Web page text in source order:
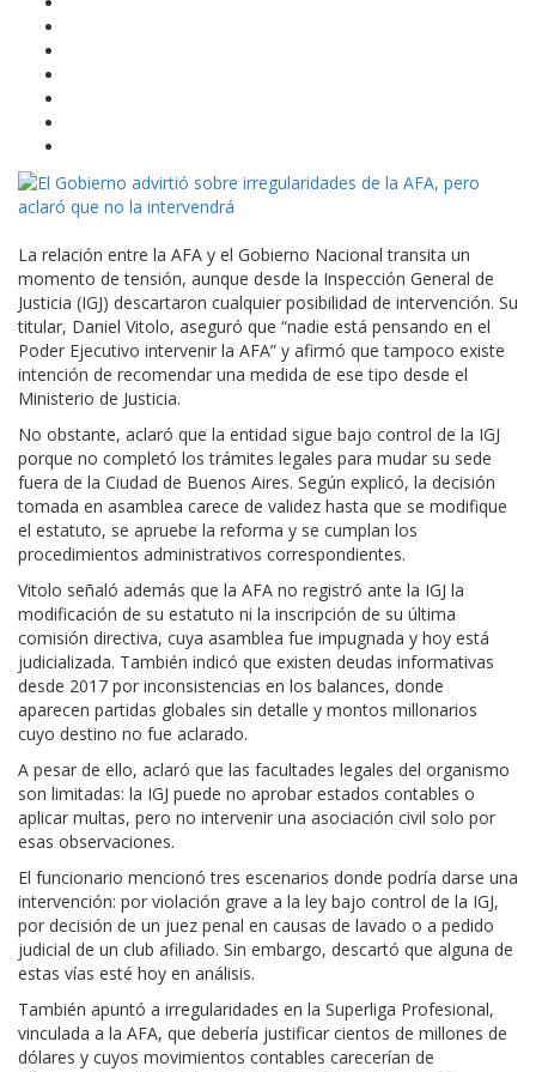
La relación entre la AFA y el Gobierno Nacional transita un
momento de tensión, aunque desde la Inspección General de
Justicia (IGJ) descartaron cualquier posibilidad de intervención. Su
titular, Daniel Vitolo, aseguró que “nadie está pensando en el
Poder Ejecutivo intervenir la AFA” y afirmó que tampoco existe
intención de recomendar una medida de ese tipo desde el
Ministerio de Justicia.
No obstante, aclaró que la entidad sigue bajo control de la IGJ
porque no completó los trámites legales para mudar su sede
fuera de la Ciudad de Buenos Aires. Según explicó, la decisión
tomada en asamblea carece de validez hasta que se modifique
el estatuto, se apruebe la reforma y se cumplan los
procedimientos administrativos correspondientes.
Vitolo señaló además que la AFA no registró ante la IGJ la
modificación de su estatuto ni la inscripción de su última
comisión directiva, cuya asamblea fue impugnada y hoy está
judicializada. También indicó que existen deudas informativas
desde 2017 por inconsistencias en los balances, donde
aparecen partidas globales sin detalle y montos millonarios
cuyo destino no fue aclarado.
A pesar de ello, aclaró que las facultades legales del organismo
son limitadas: la IGJ puede no aprobar estados contables o
aplicar multas, pero no intervenir una asociación civil solo por
esas observaciones.
El funcionario mencionó tres escenarios donde podría darse una
intervención: por violación grave a la ley bajo control de la IGJ,
por decisión de un juez penal en causas de lavado o a pedido
judicial de un club afiliado. Sin embargo, descartó que alguna de
estas vías esté hoy en análisis.
También apuntó a irregularidades en la Superliga Profesional,
vinculada a la AFA, que debería justificar cientos de millones de
dólares y cuyos movimientos contables carecerían de